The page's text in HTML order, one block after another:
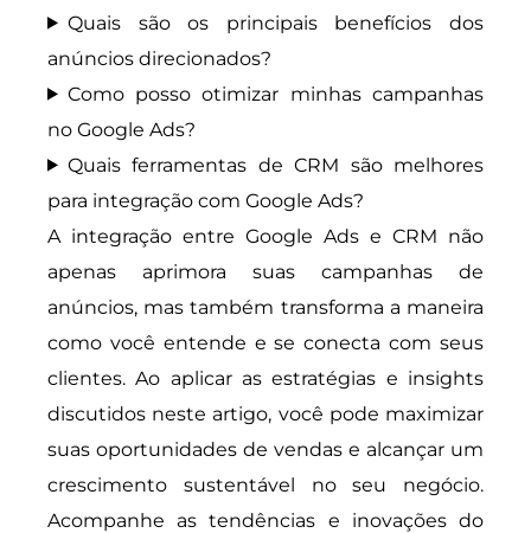
Quais são os principais benefícios dos
anúncios direcionados?
Como posso otimizar minhas campanhas
no Google Ads?
Quais ferramentas de CRM são melhores
para integração com Google Ads?
A integração entre Google Ads e CRM não
apenas aprimora suas campanhas de
anúncios, mas também transforma a maneira
como você entende e se conecta com seus
clientes. Ao aplicar as estratégias e insights
discutidos neste artigo, você pode maximizar
suas oportunidades de vendas e alcançar um
crescimento sustentável no seu negócio.
Acompanhe as tendências e inovações do